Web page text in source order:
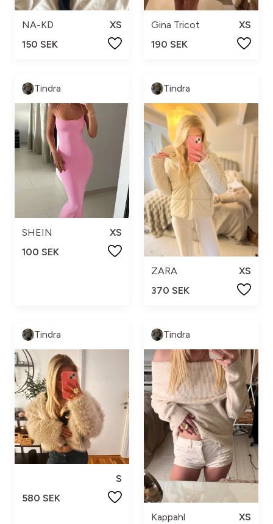
NA-KD
XS
150 SEK
Gina Tricot
XS
190 SEK
Tindra
SHEIN
XS
100 SEK
Tindra
ZARA
XS
370 SEK
Tindra
S
580 SEK
Tindra
Kappahl
XS